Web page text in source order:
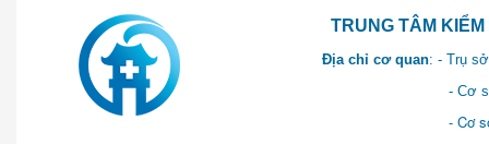
TRUNG TÂM KIỂM SOÁT
Địa chỉ cơ quan: - Trụ
- Cơ sở 2: Khu Hành
- Cơ sở 3: Số 1 Ngõ 2